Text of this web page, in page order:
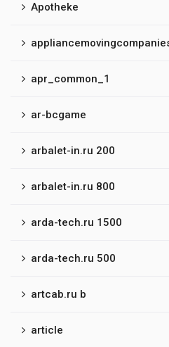
Apotheke
apr_common_1
ar-bcgame
arbalet-in.ru 200
arbalet-in.ru 800
arda-tech.ru 1500
arda-tech.ru 500
artcab.ru b
article